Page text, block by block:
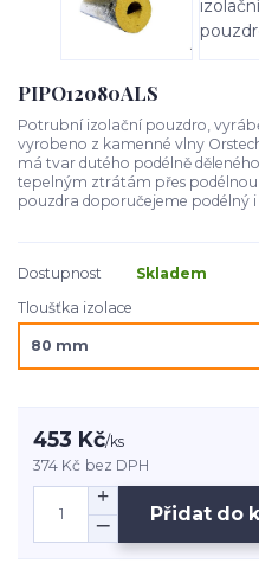
PIPO12080ALS
Potrubní izolační pouzdro,
vyrobeno z kamenné vlny
má tvar dutého podélně
tepelným ztrátám přes
pouzdra doporučejeme podélný i
Dostupnost
Skladem
Tloušťka izolace
453 Kč/ks
374 Kč bez DPH
Přidat do